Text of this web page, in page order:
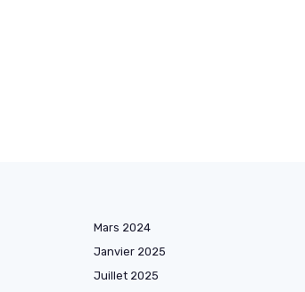
Mars 2024
Janvier 2025
Juillet 2025